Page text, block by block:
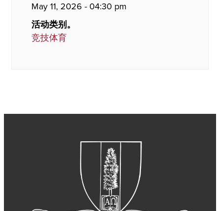
May 11, 2026 - 04:30 pm
活动类别。
竞技体育